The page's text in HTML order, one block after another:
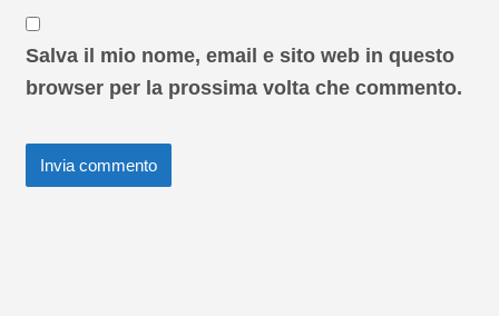
Salva il mio nome, email e sito web in questo
browser per la prossima volta che commento.